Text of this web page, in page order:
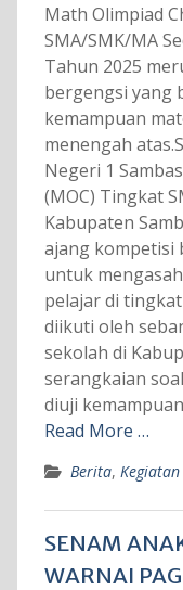
Math Olimpiad
SMA/SMK/MA
Tahun 2025
bergengsi yang
kemampuan
menengah
Negeri 1
(MOC) Tingkat
Kabupaten
ajang kompetisi
untuk
pelajar di
diikuti oleh
sekolah di
serangkaian
diuji
Read More …
Berita, Kegiatan
SENAM
WARNAI